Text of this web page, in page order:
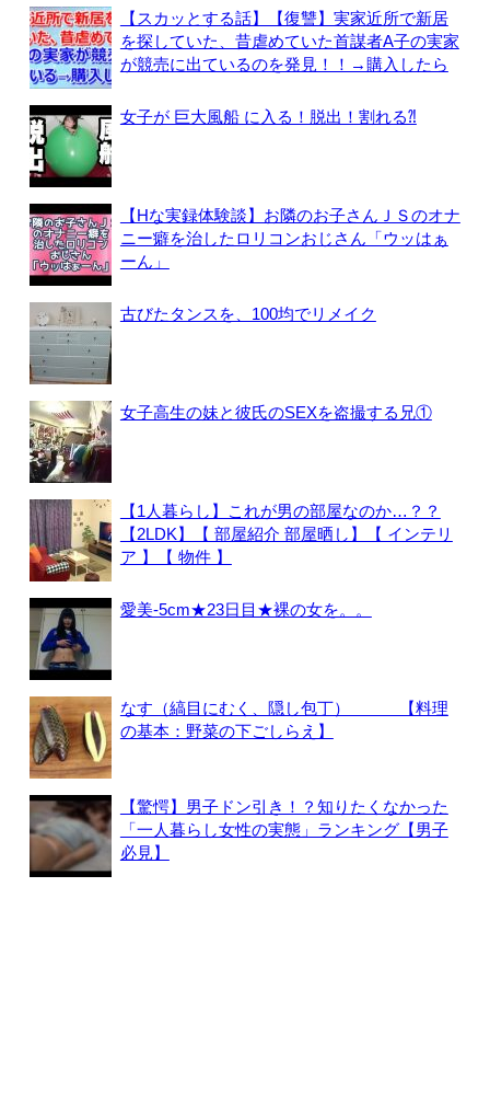
【スカッとする話】【復讐】実家近所で新居
を探していた、昔虐めていた首謀者A子の実家
が競売に出ているのを発見！！→購入したら
女子が 巨大風船 に入る！脱出！割れる⁈
【Hな実録体験談】お隣のお子さんＪＳのオナ
ニー癖を治したロリコンおじさん「ウッはぁ
ーん」
古びたタンスを、100均でリメイク
女子高生の妹と彼氏のSEXを盗撮する兄①
【1人暮らし】これが男の部屋なのか…？？
【2LDK】【 部屋紹介 部屋晒し】【 インテリ
ア 】【 物件 】
愛美-5cm★23日目★裸の女を。。
なす（縞目にむく、隠し包丁） 【料理
の基本：野菜の下ごしらえ】
【驚愕】男子ドン引き！？知りたくなかった
「一人暮らし女性の実態」ランキング【男子
必見】